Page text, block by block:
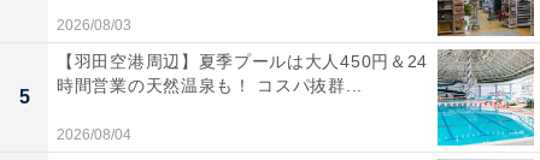
アイススケートで観客たちが1番熱狂するのは高速で旋
回するスピン。ビビさんはこのスピンこそが「色彩に生
命を吹き込むエネルギー」だといいます。みんなが「ス
ピンの天才」になれますように、との思いがテーマに込
2026/08/03
5
【羽田空港周辺】夏季プールは大人450円＆24
時間営業の天然温泉も！ コスパ抜群...
2026/08/04